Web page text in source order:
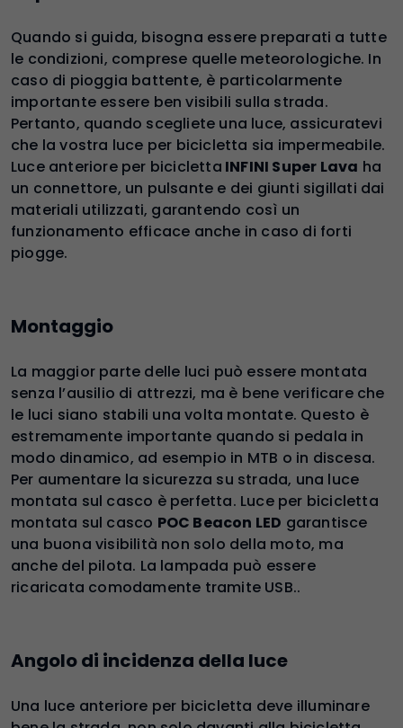
Quando si guida, bisogna essere preparati a tutte
le condizioni, comprese quelle meteorologiche. In
caso di pioggia battente, è particolarmente
importante essere ben visibili sulla strada.
Pertanto, quando scegliete una luce, assicuratevi
che la vostra luce per bicicletta sia impermeabile.
Luce anteriore per bicicletta INFINI Super Lava ha
un connettore, un pulsante e dei giunti sigillati dai
materiali utilizzati, garantendo così un
funzionamento efficace anche in caso di forti
piogge.
Montaggio
La maggior parte delle luci può essere montata
senza l’ausilio di attrezzi, ma è bene verificare che
le luci siano stabili una volta montate. Questo è
estremamente importante quando si pedala in
modo dinamico, ad esempio in MTB o in discesa.
Per aumentare la sicurezza su strada, una luce
montata sul casco è perfetta. Luce per bicicletta
montata sul casco POC Beacon LED garantisce
una buona visibilità non solo della moto, ma
anche del pilota. La lampada può essere
ricaricata comodamente tramite USB..
Angolo di incidenza della luce
Una luce anteriore per bicicletta deve illuminare